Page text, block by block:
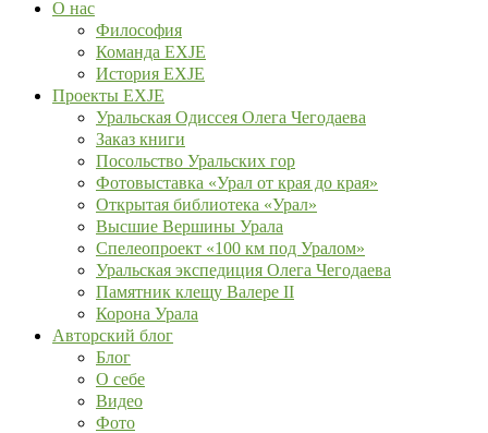
О нас
Философия
Команда EXJE
История EXJE
Проекты EXJE
Уральская Одиссея Олега Чегодаева
Заказ книги
Посольство Уральских гор
Фотовыставка «Урал от края до края»
Открытая библиотека «Урал»
Высшие Вершины Урала
Спелеопроект «100 км под Уралом»
Уральская экспедиция Олега Чегодаева
Памятник клещу Валере II
Корона Урала
Авторский блог
Блог
О себе
Видео
Фото